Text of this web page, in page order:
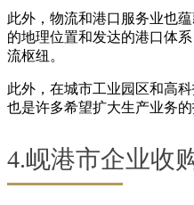
此外，物流和港口服务业也
的地理位置和发达的港口体
流枢纽。
此外，在城市工业园区和高
也是许多希望扩大生产业务的
4.岘港市企业收